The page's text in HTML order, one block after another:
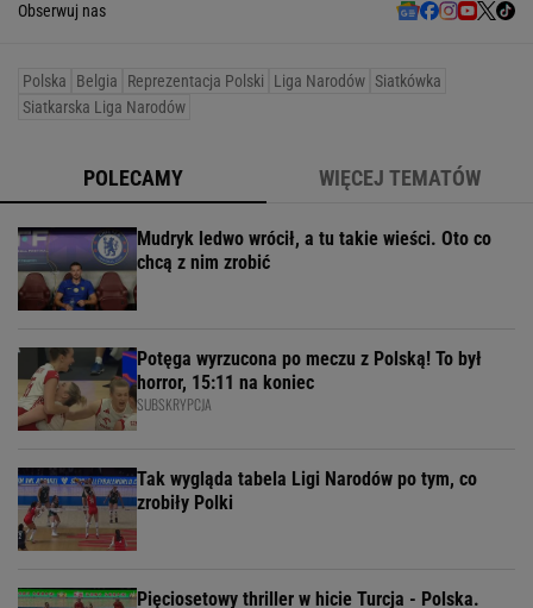
Obserwuj nas
Polska Belgia Reprezentacja Polski Liga Narodów Siatkówka
Siatkarska Liga Narodów
POLECAMY WIĘCEJ TEMATÓW
Mudryk ledwo wrócił, a tu takie wieści. Oto co
chcą z nim zrobić
Potęga wyrzucona po meczu z Polską! To był
horror, 15:11 na koniec
SUBSKRYPCJA
Tak wygląda tabela Ligi Narodów po tym, co
zrobiły Polki
Pięciosetowy thriller w hicie Turcja - Polska.